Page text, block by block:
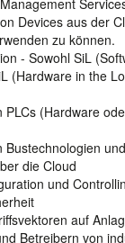
Devices aus der
zu können.
- Sowohl SiL
(Hardware in the
(Hardware
die Cloud
und
auf
Betreibern von